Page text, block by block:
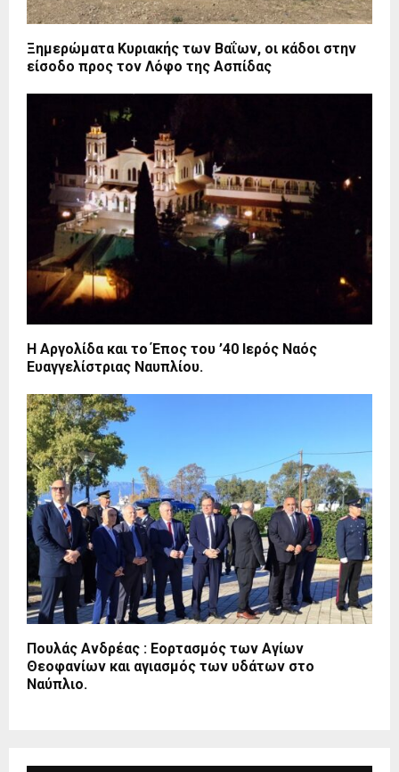
Ξημερώματα Κυριακής των Βαΐων, οι κάδοι στην
είσοδο προς τον Λόφο της Ασπίδας
Η Αργολίδα και το Έπος του ’40 Ιερός Ναός
Ευαγγελίστριας Ναυπλίου.
Πουλάς Ανδρέας : Εορτασμός των Αγίων
Θεοφανίων και αγιασμός των υδάτων στο
Ναύπλιο.